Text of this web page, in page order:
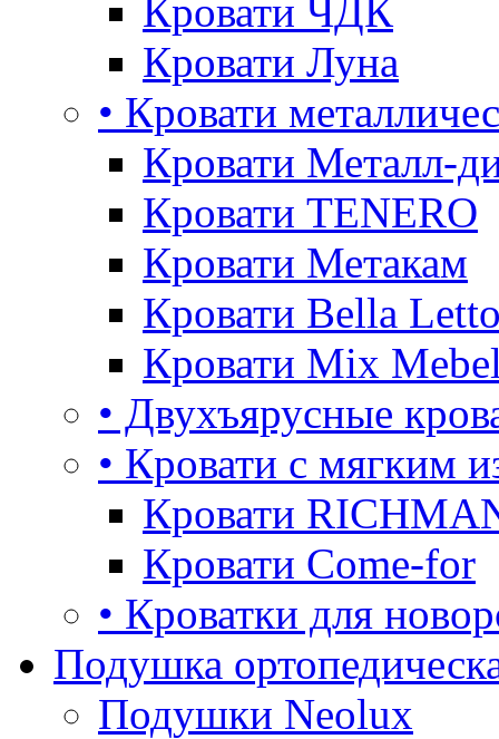
Кровати ЧДК
Кровати Луна
• Кровати
Кровати Металл-
Кровати TENERO
Кровати Метакам
Кровати Bella
Кровати Mix
• Двухъярусные
• Кровати с мягким
Кровати
Кровати Come-for
• Кроватки для
Подушка
Подушки Neolux